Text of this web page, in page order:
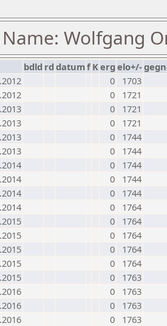
Wolfgang
bdld rd datumf Kerg elo+/-
0
1703
0
1721
0
1721
0
1721
0
1744
0
1744
0
1744
0
1744
0
1744
0
1764
0
1764
0
1764
0
1764
0
1764
0
1763
0
1763
0
1763
0
1763